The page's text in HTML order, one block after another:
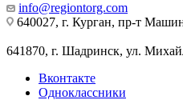
info@regiontorg.com
640027, г. Курган, пр-т
641870, г. Шадринск, ул.
Вконтакте
Одноклассники